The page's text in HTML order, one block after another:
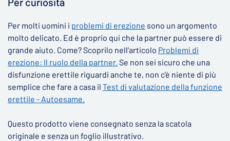
Per molti uomini i problemi di erezione sono un argomento
molto delicato. Ed è proprio qui che la partner può essere di
grande aiuto. Come? Scoprilo nell'articolo Problemi di
erezione: Il ruolo della partner. Se non sei sicuro che una
disfunzione erettile riguardi anche te, non c'è niente di più
semplice che fare a casa il Test di valutazione della funzione
erettile - Autoesame.
Questo prodotto viene consegnato senza la scatola
originale e senza un foglio illustrativo.